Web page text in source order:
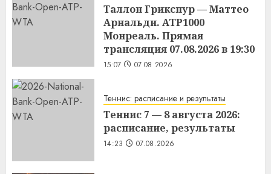
Таллон Грикспур — Маттео
Арнальди. ATP1000
Монреаль. Прямая
трансляция 07.08.2026 в 19:30
15:07 07.08.2026
Теннис: расписание и результаты
Теннис 7 — 8 августа 2026:
расписание, результаты
14:23 07.08.2026